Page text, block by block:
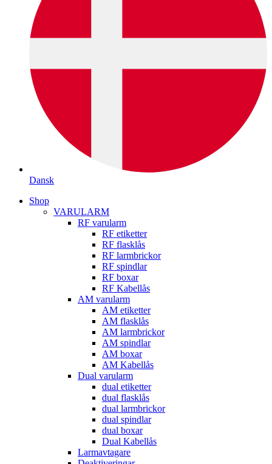
Dansk
Shop
VARULARM
RF varularm
RF etiketter
RF flasklås
RF larmbrickor
RF spindlar
RF boxar
RF Kabellås
AM varularm
AM etiketter
AM flasklås
AM larmbrickor
AM spindlar
AM boxar
AM Kabellås
Dual varularm
dual etiketter
dual flasklås
dual larmbrickor
dual spindlar
dual boxar
Dual Kabellås
Larmavtagare